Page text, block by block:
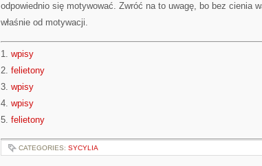
odpowiednio się motywować. Zwróć na to uwagę, bo bez cienia
właśnie od motywacji.
1. wpisy
2. felietony
3. wpisy
4. wpisy
5. felietony
CATEGORIES: SYCYLIA